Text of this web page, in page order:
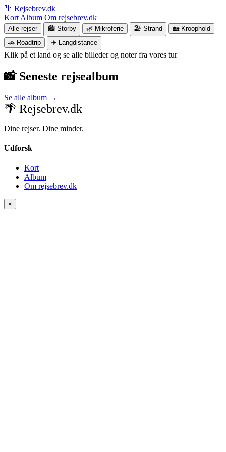
🌴 Rejsebrev.dk
Kort Album Om rejsebrev.dk
Alle rejser 🏙️ Storby 🌿 Mikroferie 🏖️ Strand
🏡 Kroophold
🚗 Roadtrip
✈️ Langdistance
Klik på et land og se alle billeder og noter fra vores tur
📸 Seneste rejsealbum
Se alle album →
🌴 Rejsebrev.dk
Dine rejser. Dine minder.
Udforsk
Kort
Album
Om rejsebrev.dk
×